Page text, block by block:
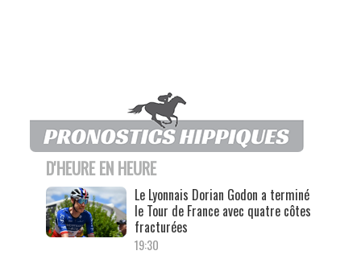
D'HEURE EN HEURE
Le Lyonnais Dorian Godon a terminé
le Tour de France avec quatre côtes
fracturées
19:30